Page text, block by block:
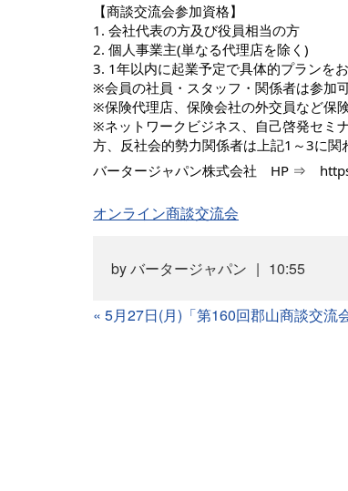
【商談交流会参加資格】
1. 会社代表の方及び役員相当の方
2. 個人事業主(単なる代理店を除く)
3. 1年以内に起業予定で具体的プランを
※会員の社員・スタッフ・関係者は参加可
※保険代理店、保険会社の外交員など保
※ネットワークビジネス、自己啓発セミ
方、反社会的勢力関係者は上記1～3に関
バータージャパン株式会社 HP ⇒
オンライン商談交流会
byバータージャパン 10:55
« 5月27日(月)「第160回郡山商談交流